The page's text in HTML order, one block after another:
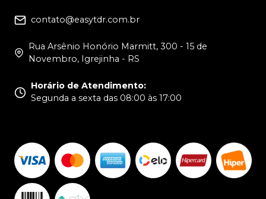
contato@easytdr.com.br
Rua Arsênio Honório Marmitt, 300 - 15 de
Novembro, Igrejinha - RS
Horário de Atendimento:
Segunda a sexta das 08:00 às 17:00